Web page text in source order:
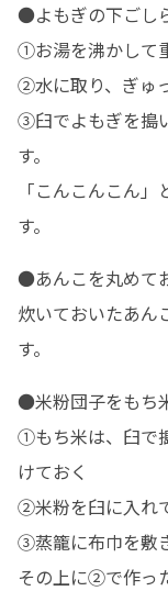
●よもぎの下ごし
①お湯を沸かして
②水に取り、ぎゅ
③臼でよもぎを搗
す。
「こんこんこん
す。
●あんこを丸めて
炊いておいたあん
す。
●米粉団子をもち
①もち米は、臼で
けておく
②米粉を臼に入れ
③蒸籠に布巾を敷
その上に②で作っ